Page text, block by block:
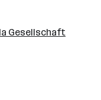
Gesellschaft